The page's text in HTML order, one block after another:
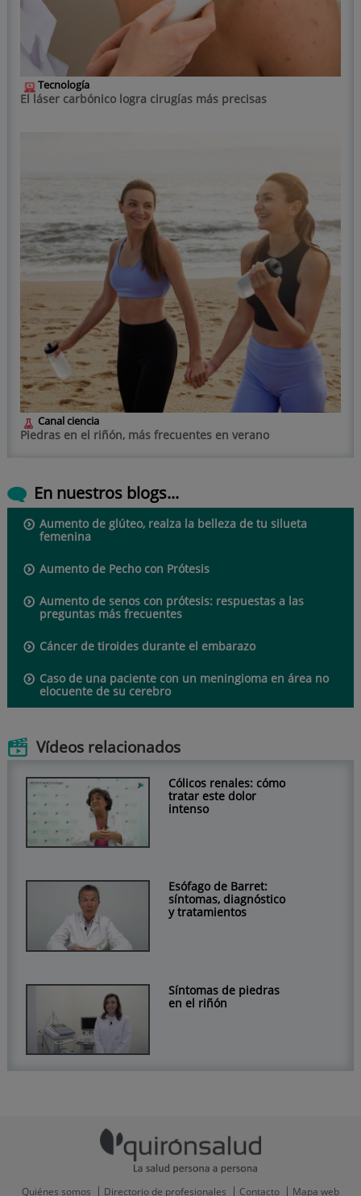
Tecnología
El láser carbónico logra cirugías más precisas
Canal ciencia
Piedras en el riñón, más frecuentes en verano
En nuestros blogs...
Aumento de glúteo, realza la belleza de tu silueta
femenina
Aumento de Pecho con Prótesis
Aumento de senos con prótesis: respuestas a las
preguntas más frecuentes
Cáncer de tiroides durante el embarazo
Caso de una paciente con un meningioma en área no
elocuente de su cerebro
Vídeos relacionados
Cólicos renales: cómo
tratar este dolor
intenso
Esófago de Barret:
síntomas, diagnóstico
y tratamientos
Síntomas de piedras
en el riñón
Quiénes somos Directorio de profesionales Contacto Mapa web